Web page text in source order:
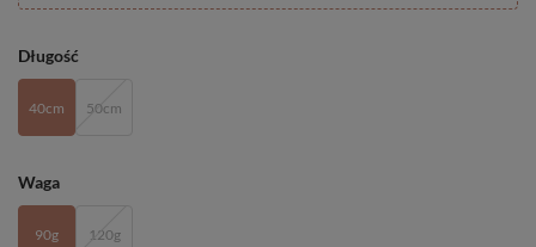
Długość
40cm 50cm
Waga
90g 120g